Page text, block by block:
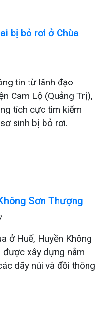
bị bỏ rơi ở Chùa
tin từ lãnh đạo
Cam Lộ (Quảng Trị),
tích cực tìm kiếm
sinh bị bỏ rơi.
Sơn Thượng
ở Huế, Huyền Không
được xây dựng nằm
dãy núi và đồi thông